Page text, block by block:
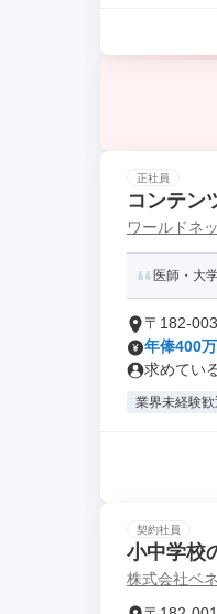
正社員
コンテン
ワールドネ
医師・大
〒182-
年俸400
求めてい
業界未経験歓
契約社員
小中学校
株式会社ベ